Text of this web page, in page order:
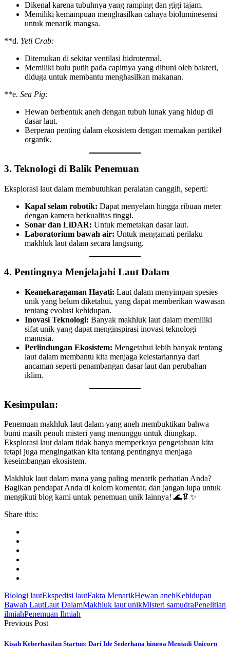
Dikenal karena tubuhnya yang ramping dan gigi tajam.
Memiliki kemampuan menghasilkan cahaya bioluminesensi
untuk menarik mangsa.
**d. Yeti Crab:
Ditemukan di sekitar ventilasi hidrotermal.
Memiliki bulu putih pada capitnya yang dihuni oleh bakteri,
diduga untuk membantu menghasilkan makanan.
**e. Sea Pig:
Hewan berbentuk aneh dengan tubuh lunak yang hidup di
dasar laut.
Berperan penting dalam ekosistem dengan memakan partikel
organik.
3. Teknologi di Balik Penemuan
Eksplorasi laut dalam membutuhkan peralatan canggih, seperti:
Kapal selam robotik: Dapat menyelam hingga ribuan meter
dengan kamera berkualitas tinggi.
Sonar dan LiDAR: Untuk memetakan dasar laut.
Laboratorium bawah air: Untuk mengamati perilaku
makhluk laut dalam secara langsung.
4. Pentingnya Menjelajahi Laut Dalam
Keanekaragaman Hayati: Laut dalam menyimpan spesies
unik yang belum diketahui, yang dapat memberikan wawasan
tentang evolusi kehidupan.
Inovasi Teknologi: Banyak makhluk laut dalam memiliki
sifat unik yang dapat menginspirasi inovasi teknologi
manusia.
Perlindungan Ekosistem: Mengetahui lebih banyak tentang
laut dalam membantu kita menjaga kelestariannya dari
ancaman seperti penambangan dasar laut dan perubahan
iklim.
Kesimpulan:
Penemuan makhluk laut dalam yang aneh membuktikan bahwa
bumi masih penuh misteri yang menunggu untuk diungkap.
Eksplorasi laut dalam tidak hanya memperkaya pengetahuan kita
tetapi juga mengingatkan kita tentang pentingnya menjaga
keseimbangan ekosistem.
Makhluk laut dalam mana yang paling menarik perhatian Anda?
Bagikan pendapat Anda di kolom komentar, dan jangan lupa untuk
mengikuti blog kami untuk penemuan unik lainnya! 🌊🦑✨
Share this:
Biologi lautEkspedisi lautFakta MenarikHewan anehKehidupan
Bawah LautLaut DalamMakhluk laut unikMisteri samudraPenelitian
ilmiahPenemuan Ilmiah
Previous Post
Kisah Keberhasilan Startup: Dari Ide Sederhana hingga Menjadi Unicorn